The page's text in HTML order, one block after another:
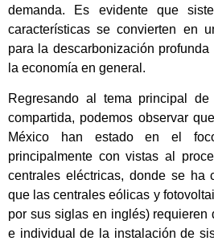
demanda. Es evidente que
características se convierten en
para la descarbonización
la economía en general.
Regresando al tema principal
compartida, podemos observar
México han estado en el
principalmente con vistas al
centrales eléctricas, donde se ha
que las centrales eólicas y
por sus siglas en inglés) requieren
e individual de la instalación de